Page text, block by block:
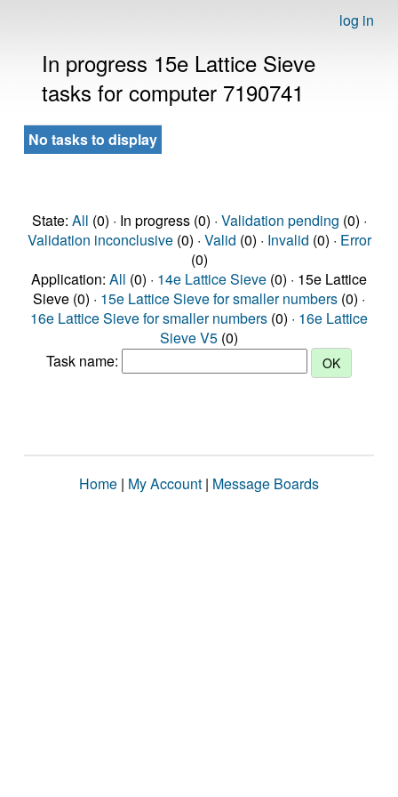
log in
In progress 15e Lattice Sieve
tasks for computer 7190741
No tasks to display
State: All (0) · In progress (0) · Validation pending (0) ·
Validation inconclusive(0) · Valid (0) · Invalid (0) · Error
(0)
Application: All (0) · 14e Lattice Sieve (0) · 15e Lattice
Sieve (0) · 15e Lattice Sieve for smaller numbers (0) ·
16e Lattice Sieve for smaller numbers (0) · 16e Lattice
Sieve V5 (0)
Task name:
Home | My Account | Message Boards